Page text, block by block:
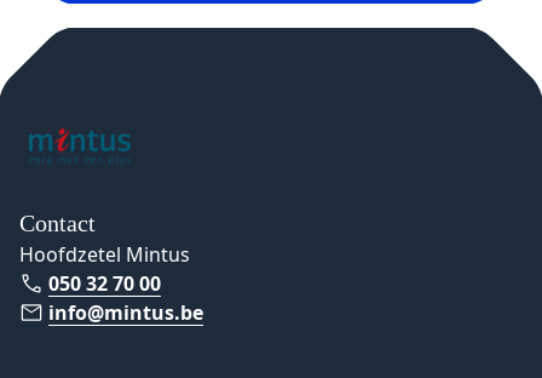
Contact
Hoofdzetel Mintus
050 32 70 00
info@mintus.be